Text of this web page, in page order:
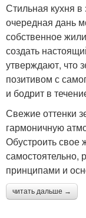
Стильная кухня
очередная дань
собственное
создать
утверждают, что
позитивом с
и бодрит в
Свежие оттенки
гармоничную
Обустроить
самостоятельно,
принципами и
читать дальше →